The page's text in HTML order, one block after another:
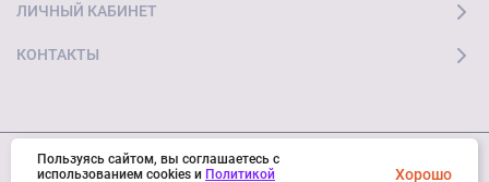
ЛИЧНЫЙ КАБИНЕТ
КОНТАКТЫ
© 2026 "Ай Мобайл Стор" Все права защищены
Пользуясь сайтом, вы соглашаетесь с
использованием cookies и Политикой Хорошо